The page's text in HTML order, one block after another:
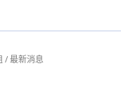
/最新消息